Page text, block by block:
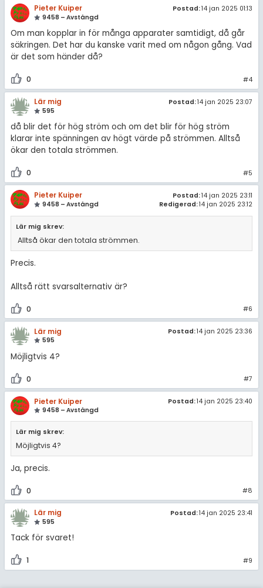
Pieter Kuiper
9458 – Avstängd
Postad:14 jan 2025 01:13
Om man kopplar in för många apparater samtidigt, då går
säkringen. Det har du kanske varit med om någon gång. Vad
är det som händer då?
0 #4
Lär mig
595
Postad:14 jan 2025 23:07
då blir det för hög ström och om det blir för hög ström
klarar inte spänningen av högt värde på strömmen. Alltså
ökar den totala strömmen.
0 #5
Pieter Kuiper
9458 – Avstängd
Postad:14 jan 2025 23:11
Redigerad:14 jan 2025 23:12
Lär mig skrev:
Alltså ökar den totala strömmen.
Precis.
Alltså rätt svarsalternativ är?
0 #6
Lär mig
595
Postad:14 jan 2025 23:36
Möjligtvis 4?
0 #7
Pieter Kuiper
9458 – Avstängd
Postad:14 jan 2025 23:40
Lär mig skrev:
Möjligtvis 4?
Ja, precis.
0 #8
Lär mig
595
Postad:14 jan 2025 23:41
Tack för svaret!
1 #9